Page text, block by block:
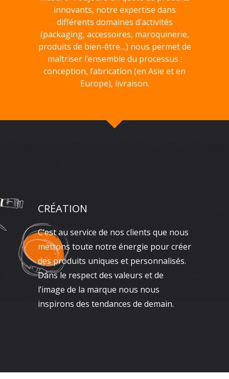
innovants, notre expertise dans
différents domaines d’activités
(packaging, accessoires, maroquinerie,
produits de bien-être…) nous permet de
maîtriser l’ensemble du processus :
conception, fabrication (en Asie et en
Europe), livraison.
CRÉATION
C’est au service de nos clients que nous
mettons toute notre énergie pour créer
des produits uniques et personnalisés.
Dans le respect des valeurs et de
l’image de la marque nous nous
inspirons des tendances de demain.